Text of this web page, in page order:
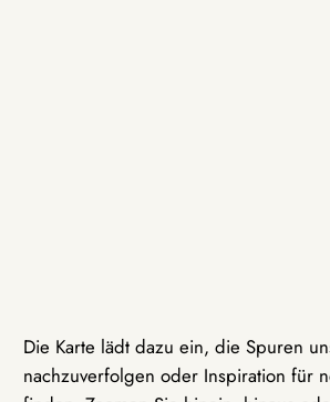
Die Karte lädt dazu ein, die Spuren
nachzuverfolgen oder Inspiration für